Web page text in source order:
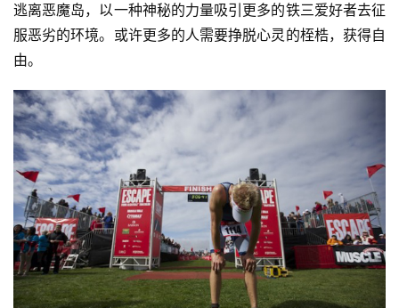
逃离恶魔岛，以一种神秘的力量吸引更多的铁三爱好者去征
服恶劣的环境。或许更多的人需要挣脱心灵的桎梏，获得自
由。